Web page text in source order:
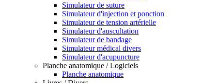
Simulateur de suture
Simulateur d'injection et ponction
Simulateur de tension artérielle
Simulateur d'auscultation
Simulateur de bandage
Simulateur médical divers
Simulateur d'acupuncture
Planche anatomique / Logiciels
Planche anatomique